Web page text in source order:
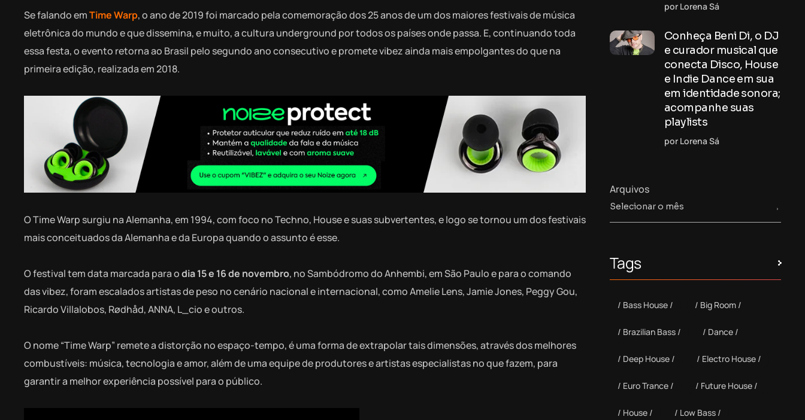
Se falando emTime Warp, o ano de 2019 foi marcado pela comemoração dos 25 anos de um dos maiores festivais de música
eletrônica do mundo e que dissemina, e muito, a cultura underground por todos os países onde passa. E, continuando toda
essa festa, o evento retorna ao Brasil pelo segundo ano consecutivo e promete vibez ainda mais empolgantes do que na
primeira edição, realizada em 2018.
O Time Warp surgiu na Alemanha, em 1994, com foco no Techno, House e suas subvertentes, e logo se tornou um dos festivais
mais conceituados da Alemanha e da Europa quando o assunto é esse.
O festival tem data marcada para odia 15 e 16 de novembro, no Sambódromo do Anhembi, em São Paulo e para o comando
das vibez, foram escalados artistas de peso no cenário nacional e internacional, como Amelie Lens, Jamie Jones, Peggy Gou,
Ricardo Villalobos, Rødhåd, ANNA, L_cio e outros.
O nome “Time Warp” remete a distorção no espaço-tempo, é uma forma de extrapolar tais dimensões, através dos melhores
combustíveis: música, tecnologia e amor, além de uma equipe de produtores e artistas especialistas no que fazem, para
garantir a melhor experiência possível para o público.
por Lorena Sá
Conheça Beni Di, o DJ
e curador musical que
conecta Disco, House
e Indie Dance em sua
em identidade sonora;
acompanhe suas
playlists
por Lorena Sá
Arquivos
Tags
Bass House Big Room
Brazilian Bass Dance
Deep House Electro House
Euro Trance Future House
House Low Bass